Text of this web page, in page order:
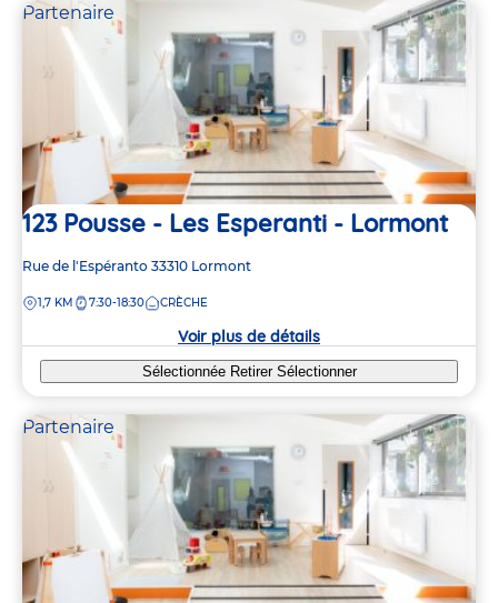
Partenaire
123 Pousse - Les Esperanti - Lormont
Adresse
la
Rue de l'Espéranto 33310 Lormont
DISTANCE
1,7 KM 7:30-18:30 CRÈCHE
Voir plus de détails
Sélectionnée Retirer Sélectionner
Partenaire